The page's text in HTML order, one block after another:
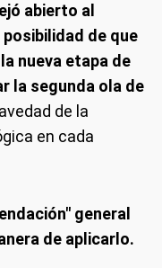
abierto al
de que
nueva etapa de
la segunda ola de
de la
en cada
general
de aplicarlo.